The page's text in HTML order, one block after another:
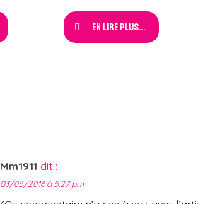
En lire plus...
Mm1911 dit :
03/05/2016 à 5:27 pm